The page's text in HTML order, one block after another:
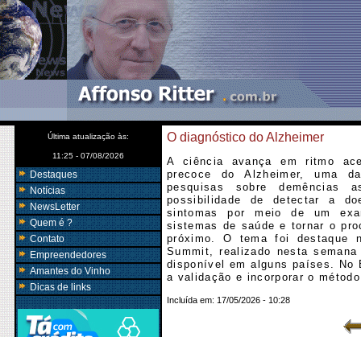
Última atualização às:
11:25 - 07/08/2026
Destaques
Notícias
NewsLetter
Quem é ?
Contato
Empreendedores
Amantes do Vinho
Dicas de links
O diagnóstico do Alzheimer
A ciência avança em ritmo
precoce do Alzheimer, uma
pesquisas sobre demências
possibilidade de detectar a
sintomas por meio de um
sistemas de saúde e tornar o
próximo. O tema foi destaque
Summit, realizado nesta
disponível em alguns países. No
a validação e incorporar o
Incluída em: 17/05/2026 - 10:28